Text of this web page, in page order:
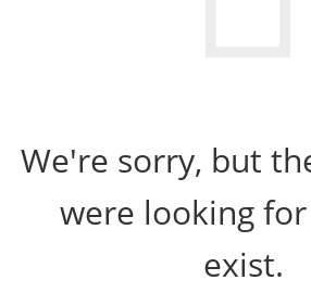
We're sorry, but
were looking
exist.